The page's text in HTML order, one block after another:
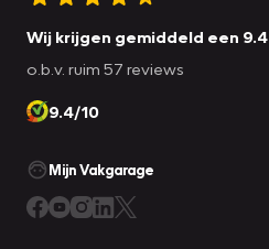
Wij krijgen gemiddeld een 9.4
o.b.v. ruim 57 reviews
9.4/10
Mijn Vakgarage